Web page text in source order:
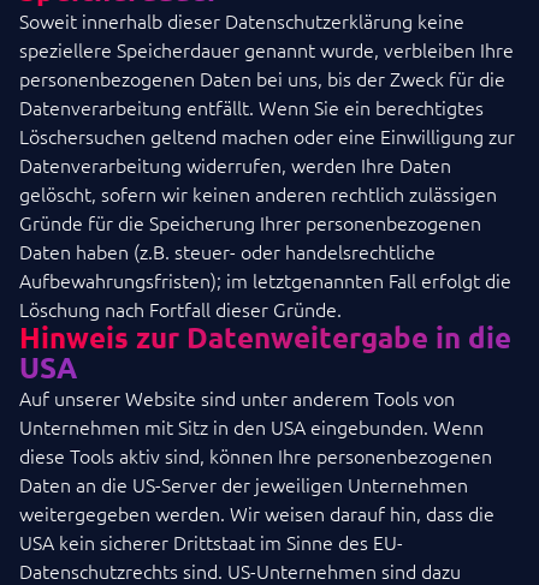
Soweit innerhalb dieser Datenschutzerklärung keine
speziellere Speicherdauer genannt wurde, verbleiben Ihre
personenbezogenen Daten bei uns, bis der Zweck für die
Datenverarbeitung entfällt. Wenn Sie ein berechtigtes
Löschersuchen geltend machen oder eine Einwilligung zur
Datenverarbeitung widerrufen, werden Ihre Daten
gelöscht, sofern wir keinen anderen rechtlich zulässigen
Gründe für die Speicherung Ihrer personenbezogenen
Daten haben (z.B. steuer- oder handelsrechtliche
Aufbewahrungsfristen); im letztgenannten Fall erfolgt die
Löschung nach Fortfall dieser Gründe.
Hinweis zur Datenweitergabe in die
USA
Auf unserer Website sind unter anderem Tools von
Unternehmen mit Sitz in den USA eingebunden. Wenn
diese Tools aktiv sind, können Ihre personenbezogenen
Daten an die US-Server der jeweiligen Unternehmen
weitergegeben werden. Wir weisen darauf hin, dass die
USA kein sicherer Drittstaat im Sinne des EU-
Datenschutzrechts sind. US-Unternehmen sind dazu